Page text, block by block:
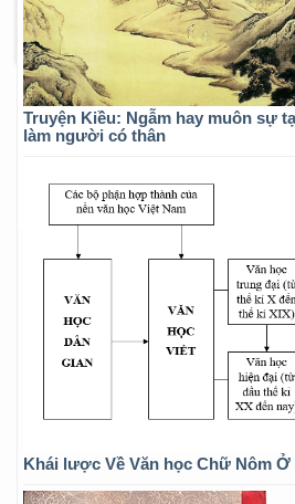
Truyện Kiều: Ngẫm hay muôn sự
làm người có thân
Khái lược Về Văn học Chữ Nôm Ở